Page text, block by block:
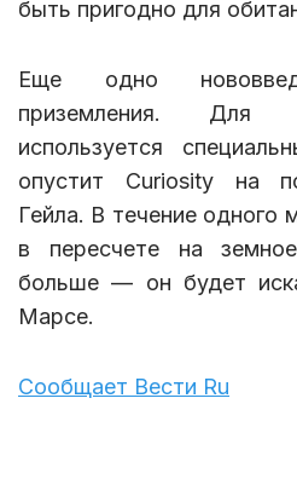
быть пригодно для
Еще одно
приземления. Для
используется
опустит Curiosity на
Гейла. В течение одного
в пересчете на
больше — он будет
Марсе.
Сообщает Вести Ru